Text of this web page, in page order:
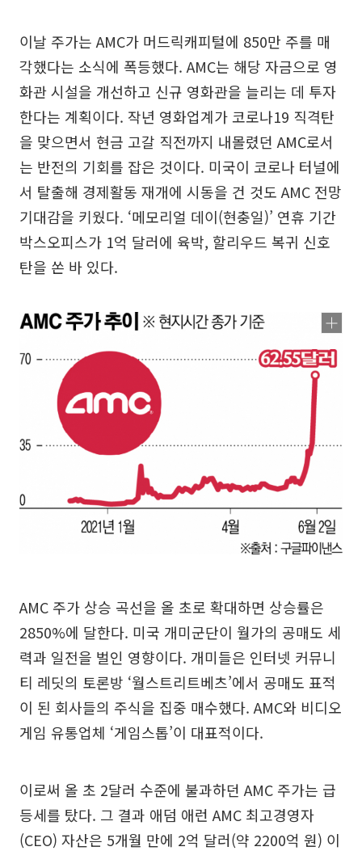
이날 주가는 AMC가 머드릭캐피털에 850만 주를 매
각했다는 소식에 폭등했다. AMC는 해당 자금으로 영
화관 시설을 개선하고 신규 영화관을 늘리는 데 투자
한다는 계획이다. 작년 영화업계가 코로나19 직격탄
을 맞으면서 현금 고갈 직전까지 내몰렸던 AMC로서
는 반전의 기회를 잡은 것이다. 미국이 코로나 터널에
서 탈출해 경제활동 재개에 시동을 건 것도 AMC 전망
기대감을 키웠다. ‘메모리얼 데이(현충일)’ 연휴 기간
박스오피스가 1억 달러에 육박, 할리우드 복귀 신호
탄을 쏜 바 있다.
AMC 주가 상승 곡선을 올 초로 확대하면 상승률은
2850%에 달한다. 미국 개미군단이 월가의 공매도 세
력과 일전을 벌인 영향이다. 개미들은 인터넷 커뮤니
티 레딧의 토론방 ‘월스트리트베츠’에서 공매도 표적
이 된 회사들의 주식을 집중 매수했다. AMC와 비디오
게임 유통업체 ‘게임스톱’이 대표적이다.
이로써 올 초 2달러 수준에 불과하던 AMC 주가는 급
등세를 탔다. 그 결과 애덤 애런 AMC 최고경영자
(CEO) 자산은 5개월 만에 2억 달러(약 2200억 원) 이